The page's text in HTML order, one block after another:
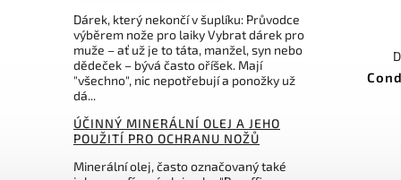
Prandi 0
Puma 0
QSP Knife
Real Steel
Rite Edge
Schrade 0
Dárek, který nekončí v šuplíku: Průvodce
výběrem nože pro laiky Vybrat dárek pro
muže – ať už je to táta, manžel, syn nebo
dědeček – bývá často oříšek. Mají
"všechno", nic nepotřebují a ponožky už
dá...
ÚČINNÝ MINERÁLNÍ OLEJ A JEHO
POUŽITÍ PRO OCHRANU NOŽŮ
Minerální olej, často označovaný také